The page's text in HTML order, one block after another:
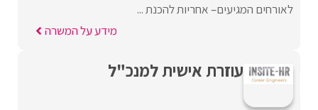
לאורחים המגיעים– אחריות להכנת ...
מידע על המשרה
עוזרת אישית למנכ"ל